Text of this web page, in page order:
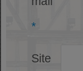
*
Site